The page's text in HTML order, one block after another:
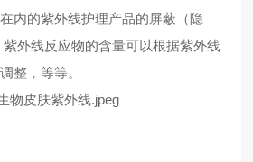
内的紫外线护理产品的屏蔽（隐
外线反应物的含量可以根据紫外线
整，等等。